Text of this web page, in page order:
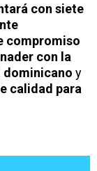
con siete
compromiso
con la
dominicano y
calidad para